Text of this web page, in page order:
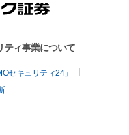
ティ事業について
セキュリティ24」